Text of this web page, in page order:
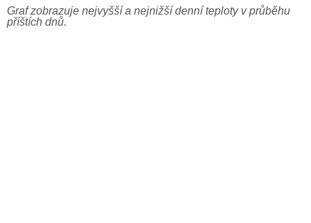
Graf zobrazuje nejvyšší a nejnižší denní teploty v průběhu
příštích dnů.